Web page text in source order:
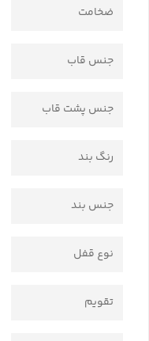
ضخامت
جنس قاب
جنس پشت قاب
رنگ بند
جنس بند
نوع قفل
تقویم